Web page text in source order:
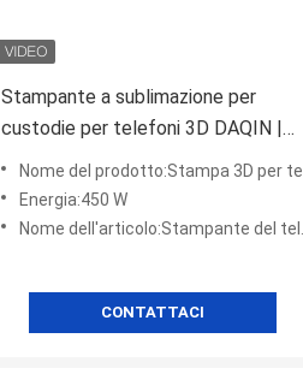
Stampante a sublimazione per
custodie per telefoni 3D DAQIN |
Certificazione CE e trasferimento
rapido
Nome del prodotto:Stampa 3D per telecabine a sublimazione
Energia:450 W
Nome dell'articolo:Stampante del telefono di sublimazione desktop
CONTATTACI